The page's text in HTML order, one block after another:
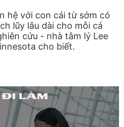
hệ với con cái từ sớm có
lũy lâu dài cho mỗi cá
cứu - nhà tâm lý Lee
cho biết.